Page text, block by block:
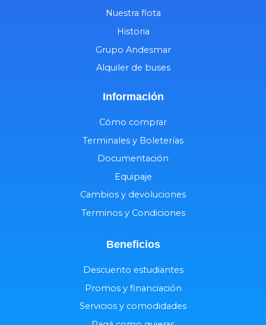
Nuestra flota
Historia
Grupo Andesmar
Alquiler de buses
Información
Cómo comprar
Terminales y Boleterías
Documentación
Equipaje
Cambios y devoluciones
Terminos y Condiciones
Beneficios
Descuento estudiantes
Promos y financiación
Servicios y comodidades